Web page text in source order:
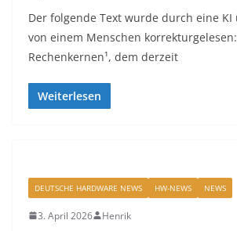
Der folgende Text wurde durch eine
von einem Menschen
Rechenkernen¹, dem derzeit
Weiterlesen
DEUTSCHE HARDWARE NEWS HW-NEWS NEWS
3. April 2026 Henrik